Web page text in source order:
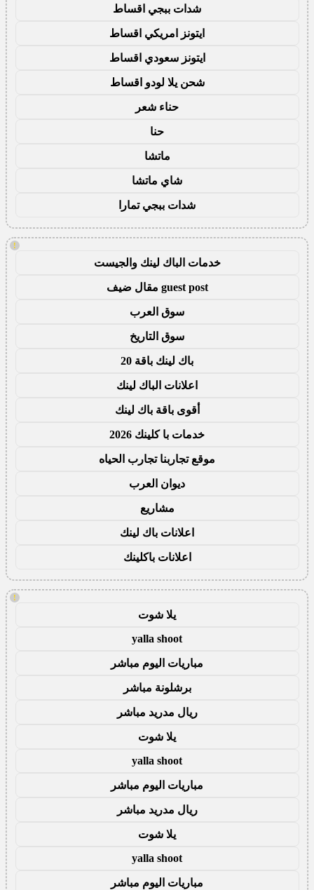
شدات ببجي اقساط
ايتونز امريكي اقساط
ايتونز سعودي اقساط
شحن يلا لودو اقساط
حناء شعر
حنا
ماتشا
شاي ماتشا
شدات ببجي تمارا
!
خدمات الباك لينك والجيست
guest post مقال ضيف
سوق العرب
سوق التاريخ
باك لينك باقة 20
اعلانات الباك لينك
أقوى باقة باك لينك
خدمات با كلينك 2026
موقع تجاربنا تجارب الحياه
ديوان العرب
مشاريع
اعلانات باك لينك
اعلانات باكلينك
!
يلا شوت
yalla shoot
مباريات اليوم مباشر
برشلونة مباشر
ريال مدريد مباشر
يلا شوت
yalla shoot
مباريات اليوم مباشر
ريال مدريد مباشر
يلا شوت
yalla shoot
مباريات اليوم مباشر